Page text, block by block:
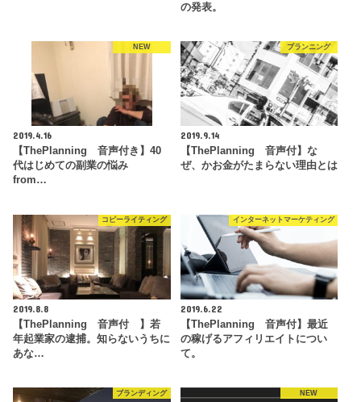
の発表。
NEW
2019.4.16
【ThePlanning 音声付き】40
代はじめての副業の悩み
from…
プランニング
2019.9.14
【ThePlanning 音声付】な
ぜ、かお金がたまらない理由とは
コピーライティング
2019.8.8
【ThePlanning 音声付 】若
年起業家の逮捕。知らないうちに
あな…
インターネットマーケティング
2019.6.22
【ThePlanning 音声付】最近
の稼げるアフィリエイトについ
て。
ブランディング NEW